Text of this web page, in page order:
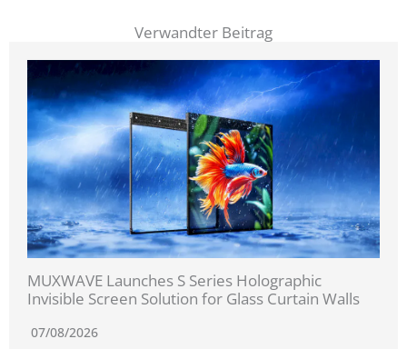
Verwandter Beitrag
MUXWAVE Launches S Series Holographic
Invisible Screen Solution for Glass Curtain Walls
07/08/2026